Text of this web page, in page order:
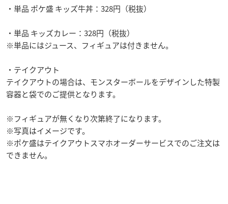
・単品 ポケ盛 キッズ牛丼：328円（税抜）
・単品 キッズカレー：328円（税抜）
※単品にはジュース、フィギュアは付きません。
・テイクアウト
テイクアウトの場合は、モンスターボールをデザインした特製
容器と袋でのご提供となります。
※フィギュアが無くなり次第終了になります。
※写真はイメージです。
※ポケ盛はテイクアウトスマホオーダーサービスでのご注文は
できません。